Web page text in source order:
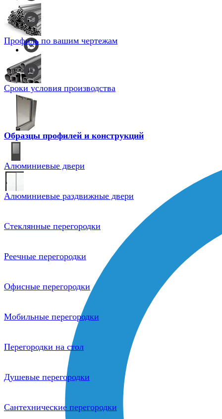
Профиль по вашим чертежам
Сроки условия производства
Образцы профилей и конструкций
Алюминиевые двери
Алюминиевые раздвижные двери
Стеклянные перегородки
Реечные перегородки
Офисные перегородки
Мобильные перегородки
Перегородки на стол
Душевые перегородки
Сантехнические перегородки